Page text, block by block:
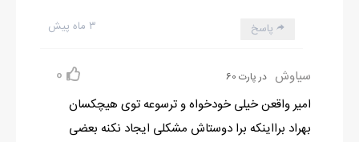
۳ ماه پیش پاسخ
سیاوش در پارت 60 0
امیر واقعن خیلی خودخواه و ترسوعه توی هیچکسان
بهراد برااینکه برا دوستاش مشکلی ایجاد نکنه بعضی